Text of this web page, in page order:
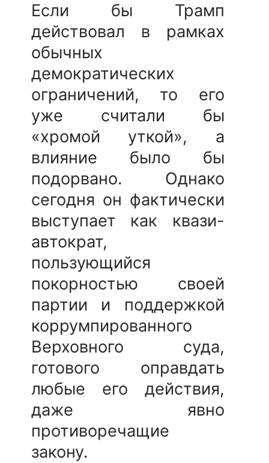
Если бы Трамп
действовал в рамках
обычных
демократических
ограничений, то его
уже считали бы
«хромой уткой», а
влияние было бы
подорвано. Однако
сегодня он фактически
выступает как квази-
автократ,
пользующийся
покорностью своей
партии и поддержкой
коррумпированного
Верховного суда,
готового оправдать
любые его действия,
даже явно
противоречащие
закону.